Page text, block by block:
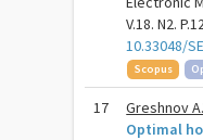
V.18. N2.
10.33048/
Scopus
17
Greshnov
Optimal